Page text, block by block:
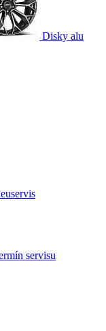
Disky alu
servisu